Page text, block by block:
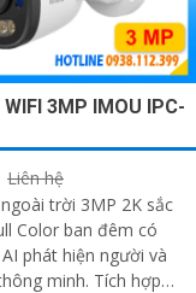
3MP IMOU IPC-
Liên hệ
trời 3MP 2K sắc
Color ban đêm có
phát hiện người và
minh. Tích hợp